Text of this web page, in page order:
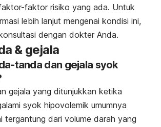
faktor risiko yang ada. Untuk
lebih lanjut mengenai kondisi ini,
dengan dokter Anda.
& gejala
tanda dan gejala syok
gejala yang ditunjukkan ketika
syok hipovolemik umumnya
tergantung dari volume darah yang